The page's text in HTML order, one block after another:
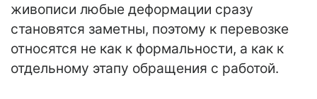
живописи любые деформации сразу
становятся заметны, поэтому к перевозке
относятся не как к формальности, а как к
отдельному этапу обращения с работой.